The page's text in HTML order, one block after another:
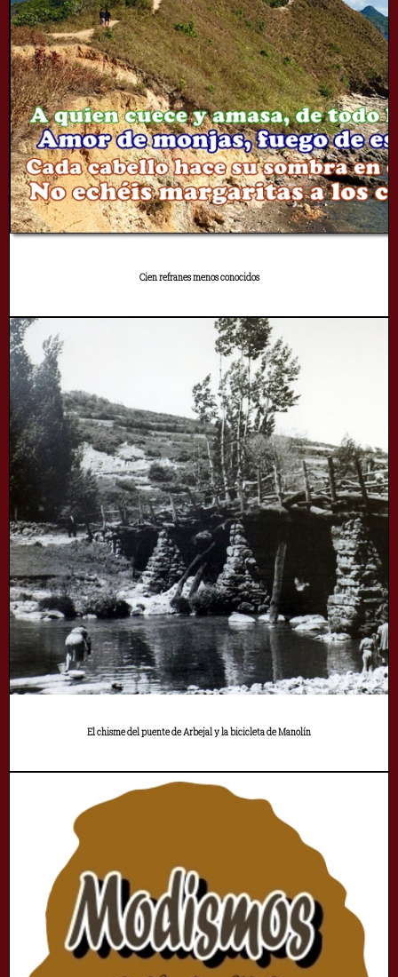
Cien refranes menos conocidos
El chisme del puente de Arbejal y la bicicleta de Manolín